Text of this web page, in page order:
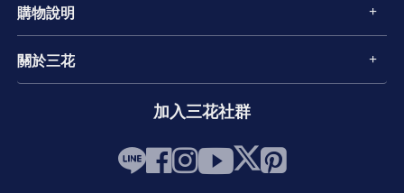
購物說明
關於三花
加入三花社群